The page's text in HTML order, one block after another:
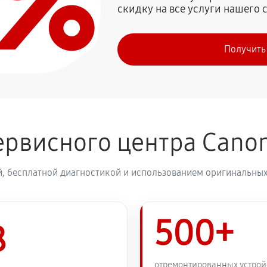
EOS 1100D
2430 руб
2570 руб
2430 руб
скидку на все услуги нашего
центра
диагностикой и использованием
500+
отремонтированных